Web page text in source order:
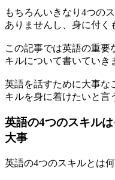
もちろんいきなり4つの
ありませんし、身に付く
この記事では英語の重要
キルについて書いていき
英語を話すために大事な
キルを身に着けたいと言
英語の4つのスキル
大事
英語の4つのスキルとは